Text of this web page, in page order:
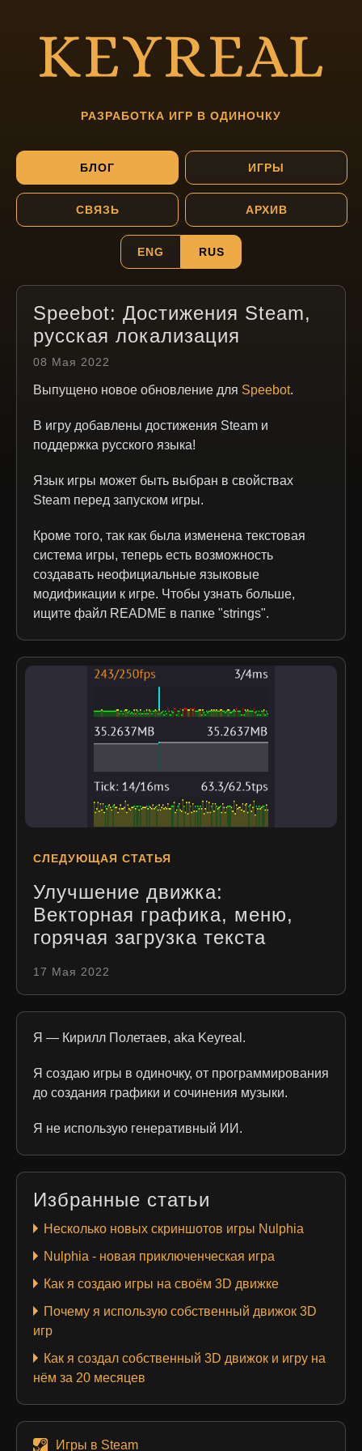
РАЗРАБОТКА ИГР В ОДИНОЧКУ
БЛОГ ИГРЫ
СВЯЗЬ АРХИВ
ENG RUS
Speebot: Достижения Steam,
русская локализация
08 Мая 2022
Выпущено новое обновление для Speebot.
В игру добавлены достижения Steam и
поддержка русского языка!
Язык игры может быть выбран в свойствах
Steam перед запуском игры.
Кроме того, так как была изменена текстовая
система игры, теперь есть возможность
создавать неофициальные языковые
модификации к игре. Чтобы узнать больше,
ищите файл README в папке "strings".
СЛЕДУЮЩАЯ СТАТЬЯ
Улучшение движка:
Векторная графика, меню,
горячая загрузка текста
17 Мая 2022
Я — Кирилл Полетаев, aka Keyreal.
Я создаю игры в одиночку, от программирования
до создания графики и сочинения музыки.
Я не использую генеративный ИИ.
Избранные статьи
Несколько новых скриншотов игры Nulphia
Nulphia - новая приключенческая игра
Как я создаю игры на своём 3D движке
Почему я использую собственный движок 3D
игр
Как я создал собственный 3D движок и игру на
нём за 20 месяцев
Игры в Steam